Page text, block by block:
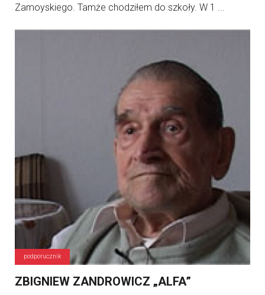
Zamoyskiego. Tamże chodziłem do szkoły. W 1 ...
podporucznik
ZBIGNIEW ZANDROWICZ „ALFA”